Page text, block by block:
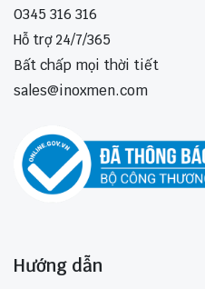
0345 316 316
Hỗ trợ 24/7/365
Bất chấp mọi thời tiết
sales@inoxmen.com
Hướng dẫn